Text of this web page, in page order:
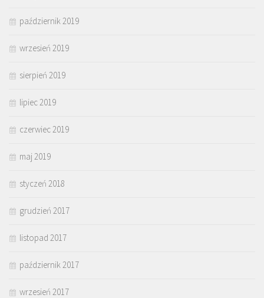
październik 2019
wrzesień 2019
sierpień 2019
lipiec 2019
czerwiec 2019
maj 2019
styczeń 2018
grudzień 2017
listopad 2017
październik 2017
wrzesień 2017